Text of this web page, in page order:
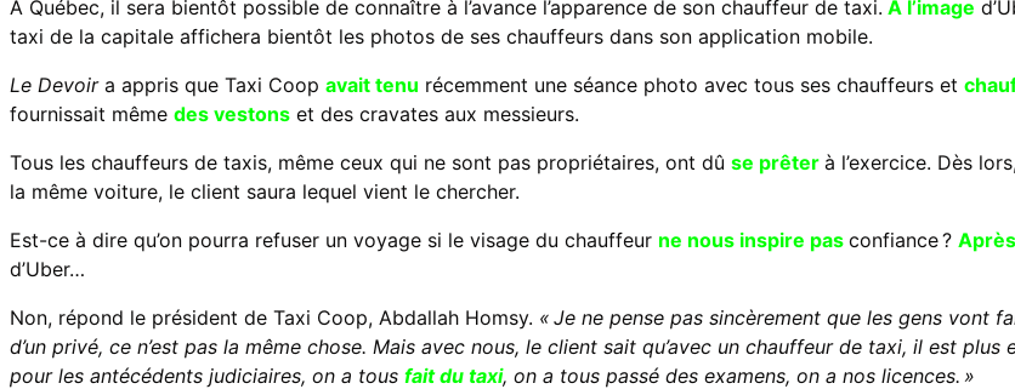
À Québec, il sera bientôt possible de connaître à l’avance l’apparence de son chauffeur de taxi. À l’image
taxi de la capitale affichera bientôt les photos de ses chauffeurs dans son application mobile.
Le Devoira appris que Taxi Coop avait tenu récemment une séance photo avec tous ses chauffeurs et
fournissait même des vestons et des cravates aux messieurs.
Tous les chauffeurs de taxis, même ceux qui ne sont pas propriétaires, ont dû se prêter à l’exercice. Dès
la même voiture, le client saura lequel vient le chercher.
Est-ce à dire qu’on pourra refuser un voyage si le visage du chauffeur ne nous inspire pas confiance ?
d’Uber…
Non, répond le président de Taxi Coop, Abdallah Homsy. « Je ne pense pas sincèrement que les gens vont
d’un privé, ce n’est pas la même chose. Mais avec nous, le client sait qu’avec un chauffeur de taxi, il est
pour les antécédents judiciaires, on a tous fait du taxi, on a tous passé des examens, on a nos licences. »